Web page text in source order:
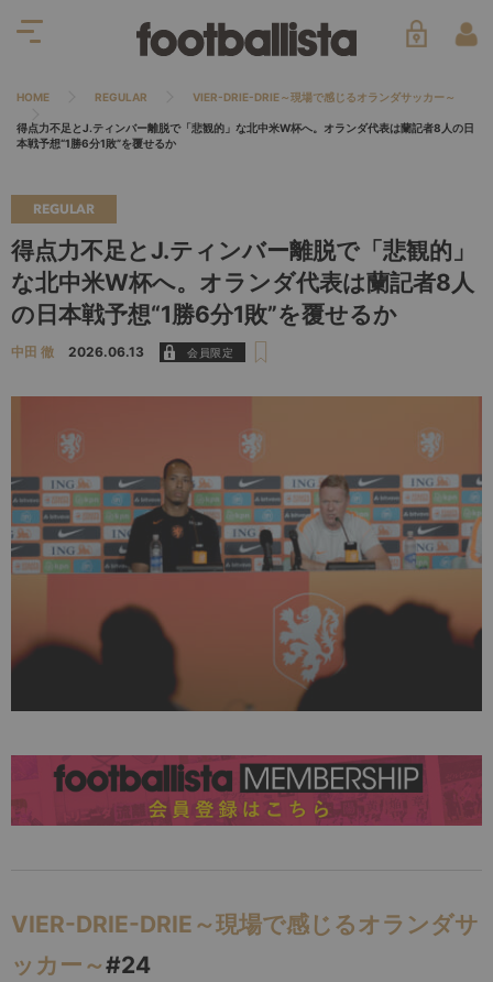
HOME REGULAR VIER-DRIE-DRIE～現場で感じるオランダサッカー～
得点力不足とJ.ティンバー離脱で「悲観的」な北中米W杯へ。オランダ代表は蘭記者8人の日
本戦予想“1勝6分1敗”を覆せるか
REGULAR
得点力不足とJ.ティンバー離脱で「悲観的」
な北中米W杯へ。オランダ代表は蘭記者8人
の日本戦予想“1勝6分1敗”を覆せるか
中田 徹 2026.06.13
VIER-DRIE-DRIE～現場で感じるオランダサ
ッカー～#24